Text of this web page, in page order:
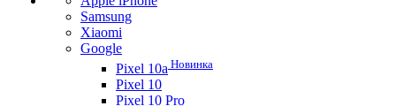
Samsung
Xiaomi
Google
Pixel 10a Новинка
Pixel 10
Pixel 10 Pro